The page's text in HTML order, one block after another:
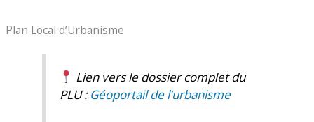
Plan Local d’Urbanisme
Lien vers le dossier complet du
PLU :Géoportail de l’urbanisme